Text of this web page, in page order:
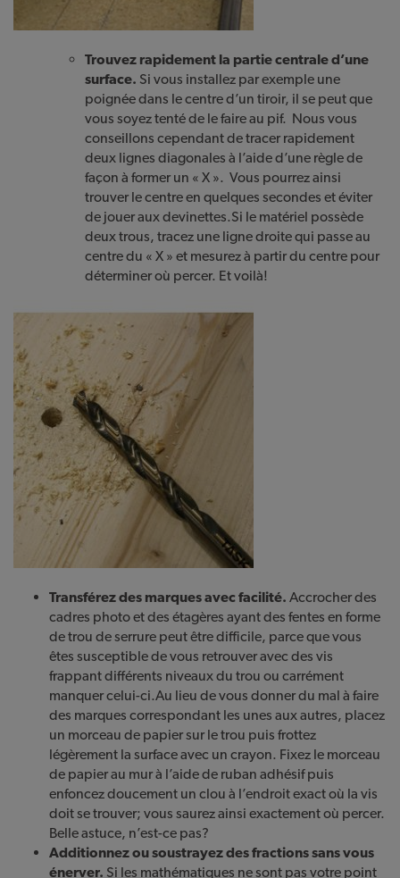
Trouvez rapidement la partie centrale d’une
surface. Si vous installez par exemple une
poignée dans le centre d’un tiroir, il se peut que
vous soyez tenté de le faire au pif. Nous vous
conseillons cependant de tracer rapidement
deux lignes diagonales à l’aide d’une règle de
façon à former un « X ». Vous pourrez ainsi
trouver le centre en quelques secondes et éviter
de jouer aux devinettes.Si le matériel possède
deux trous, tracez une ligne droite qui passe au
centre du « X » et mesurez à partir du centre pour
déterminer où percer. Et voilà!
Transférez des marques avec facilité. Accrocher des
cadres photo et des étagères ayant des fentes en forme
de trou de serrure peut être difficile, parce que vous
êtes susceptible de vous retrouver avec des vis
frappant différents niveaux du trou ou carrément
manquer celui-ci.Au lieu de vous donner du mal à faire
des marques correspondant les unes aux autres, placez
un morceau de papier sur le trou puis frottez
légèrement la surface avec un crayon. Fixez le morceau
de papier au mur à l’aide de ruban adhésif puis
enfoncez doucement un clou à l’endroit exact où la vis
doit se trouver; vous saurez ainsi exactement où percer.
Belle astuce, n’est-ce pas?
Additionnez ou soustrayez des fractions sans vous
énerver. Si les mathématiques ne sont pas votre point